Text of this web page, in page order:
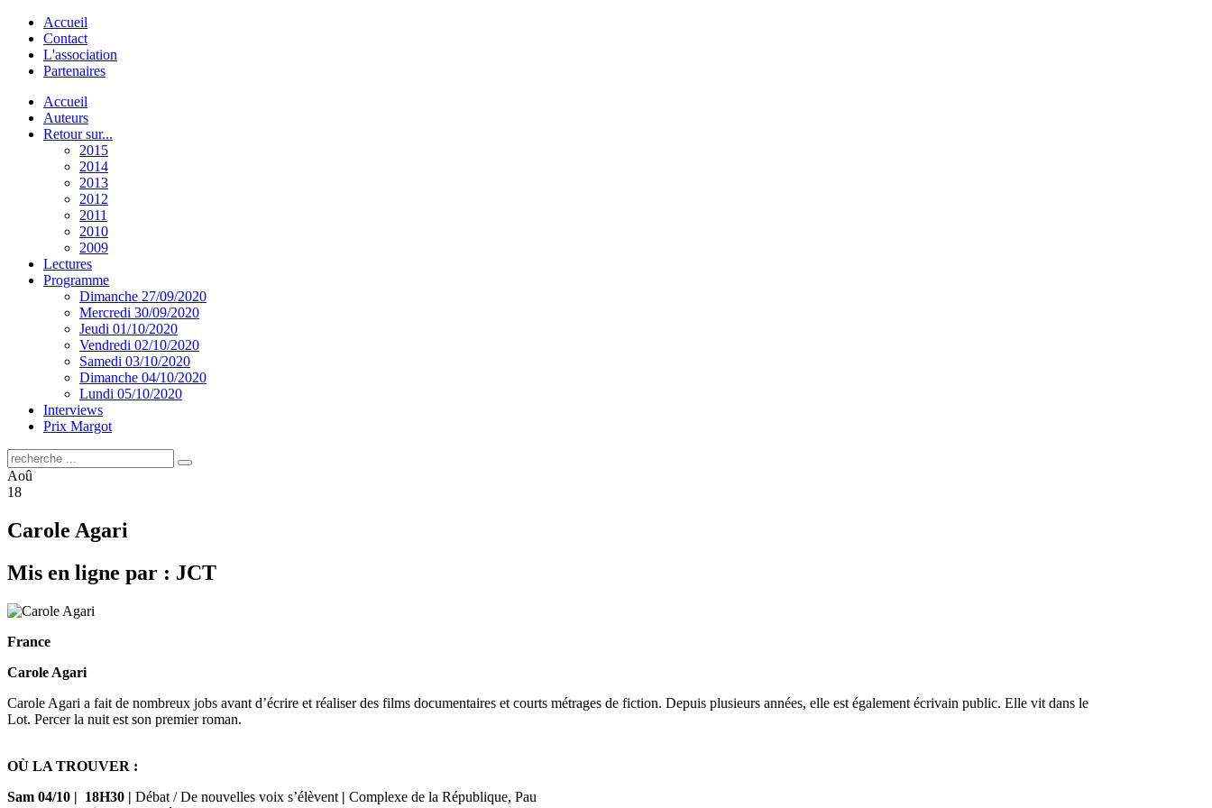
Accueil
Contact
L'association
Partenaires
Accueil
Auteurs
Retour sur...
2015
2014
2013
2012
2011
2010
2009
Lectures
Programme
Dimanche 27/09/2020
Mercredi 30/09/2020
Jeudi 01/10/2020
Vendredi 02/10/2020
Samedi 03/10/2020
Dimanche 04/10/2020
Lundi 05/10/2020
Interviews
Prix Margot
Aoû
18
Carole Agari
Mis en ligne par : JCT
France
Carole Agari
Carole Agari a fait de nombreux jobs avant d’écrire et réaliser des films documentaires et courts métrages de fiction. Depuis plusieurs années, elle est également écrivain public. Elle vit dans le
Lot. Percer la nuit est son premier roman.
OÙ LA TROUVER :
Sam 04/10 | 18H30 | Débat / De nouvelles voix s’élèvent | Complexe de la République, Pau